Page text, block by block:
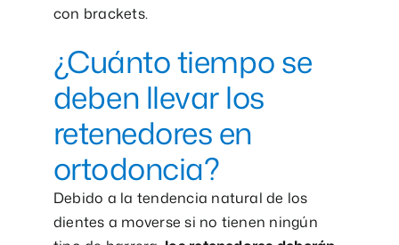
con brackets.
¿Cuánto tiempo se
deben llevar los
retenedores en
ortodoncia?
Debido a la tendencia natural de los
dientes a moverse si no tienen ningún